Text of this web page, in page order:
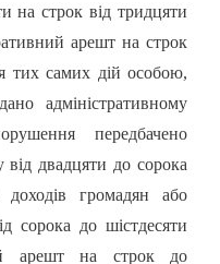
на строк від тридцяти
арешт на строк
тих самих дій особою,
адміністративному
передбачено
від двадцяти до сорока
доходів громадян або
сорока до шістдесяти
арешт на строк до